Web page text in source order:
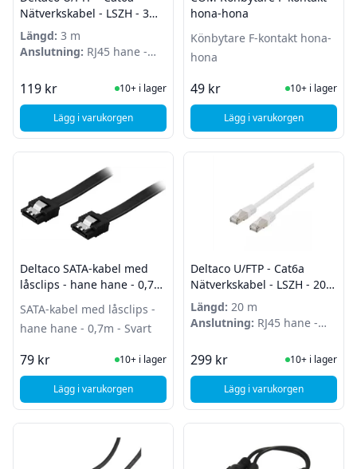
Nätverkskabel - LSZH - 3m -
Vit
Längd: 3 m
Anslutning: RJ45 hane -
119 kr I Lager
10+ i lager
Lägg i varukorgen, Deltaco U/FTP - Cat6a Nätverkskabel - LSZH - 3m - Vit
hona-hona
Könbytare F-kontakt hona-
hona
49 kr I Lager
10+ i lager
Lägg i varukorgen, COM Könbytare F-
Deltaco SATA-kabel med
låsclips - hane hane - 0,7m
SATA-kabel med låsclips -
hane hane - 0,7m - Svart
79 kr I Lager
10+ i lager
Lägg i varukorgen, Deltaco SATA-kabel med låsclips - hane hane - 0,7m - Svart
Deltaco U/FTP - Cat6a
Nätverkskabel - LSZH - 20m
- Vit
Längd: 20 m
Anslutning: RJ45 hane -
299 kr I Lager
10+ i lager
Lägg i varukorgen
, Deltaco U/FTP -